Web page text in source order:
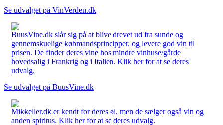
Se udvalget på VinVerden.dk
BuusVine.dk slår sig på at blive drevet ud fra sunde og
gennemskuelige købmandsprincipper, og levere god vin til
prisen. De finder deres vine hos mindre vinhuse/gårde
hovedsalig i Frankrig og i Italien. Klik her for at se deres
udvalg.
Se udvalget på BuusVine.dk
Mikkeller.dk er kendt for deres øl, men de sælger også vin og
anden spiritus. Klik her for at se deres udvalg.